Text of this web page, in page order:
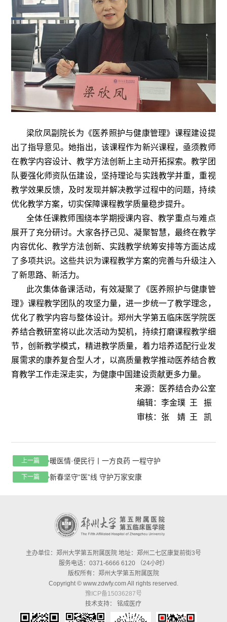
梁欣凤副院长为《医养照护与健康管理》课程建设提
出了指导意见。她指出，该课程作为新兴课程，亟须教师
在教学内容设计、教学方法创新上主动开拓探索。教学团
队要强化师资队伍建设，坚持理论与实践教学并重，重视
教学效果反馈，及时发现并解决教学过程中的问题，持续
优化教学方案，切实保障课程教学质量稳步提升。
全体任课教师围绕本学期授课内容、教学重点与难点
展开了充分研讨。大家各抒己见、凝聚智慧，最终在教学
内容优化、教学方法创新、实践教学统筹安排等方面达成
了多项共识。这些共识为课程教学方案的完善与升级注入
了新思路、新活力。
此次集体备课活动，有效凝聚了《医养照护与健康管
理》课程教学团队的攻坚力量，进一步统一了教学理念，
优化了教学内容与整体设计。郑州大学第五临床医学院医
养结合教研室将以此次活动为契机，持续打磨课程教学细
节，创新教学模式，精进教学质量，着力培养适配行业发
展需求的康养复合型人才，以高质量教学推动医养结合教
育教学工作走深走实，为健康中国建设贡献更多力量。
来源：医养结合办公室
编辑：李金璞 王 振
审核：张 婧 王 凯
上一篇 暖医情·便民行丨一方良药 一程守护
下一篇 新春坚守“医”线 守护万家安康
主办单位：郑州大学第五附属医院 地址：郑州二七区康复前街3号
服务电话：0371-6666 6120 （24小时）
版权所有：郑州大学第五附属医院
Copyright © www.zdwfy.com All rights reserved.
豫ICP备15036287号
技术支持：铭成医疗